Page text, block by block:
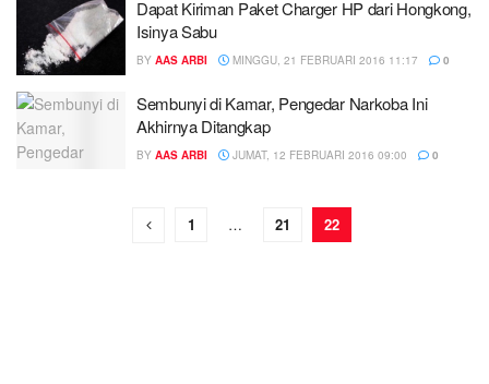
Dapat Kiriman Paket Charger HP dari Hongkong,
Isinya Sabu
BY AAS ARBI MINGGU, 21 FEBRUARI 2016 11:17 0
Sembunyi di Kamar, Pengedar Narkoba Ini
Akhirnya Ditangkap
BY AAS ARBI JUMAT, 12 FEBRUARI 2016 09:00 0
1 … 21 22